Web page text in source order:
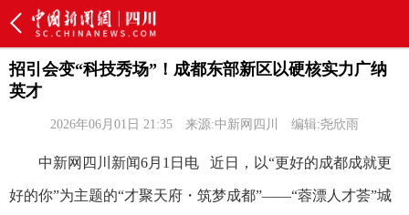
招引会变“科技秀场”！成都东部新区以硬核实力广纳
英才
2026年06月01日 21:35 来源:中新网四川 编辑:尧欣雨
中新网四川新闻6月1日电 近日，以“更好的成都成就更
好的你”为主题的“才聚天府・筑梦成都”——“蓉漂人才荟”城